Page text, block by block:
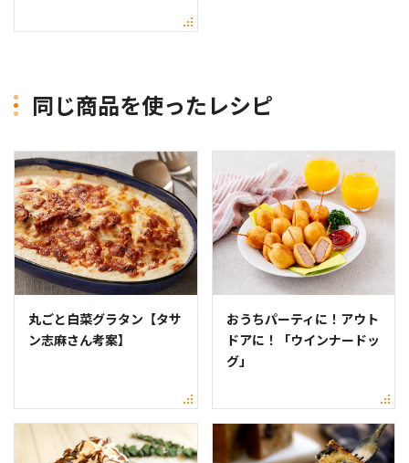
同じ商品を使ったレシピ
丸ごと白菜グラタン【タサ
ン志麻さん考案】
おうちパーティに！アウト
ドアに！「ウインナードッ
グ」